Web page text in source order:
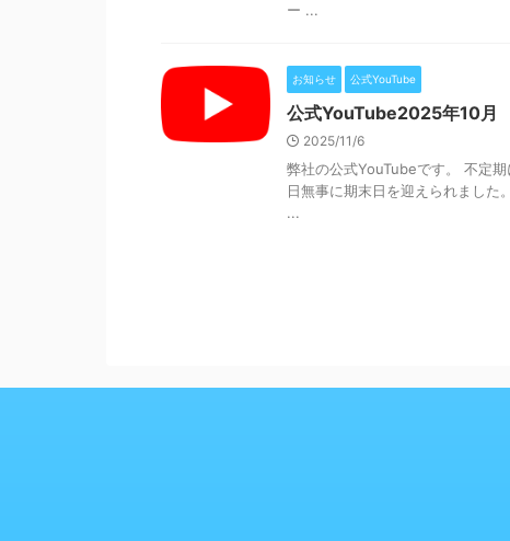
ー ...
お知らせ 公式YouTube
公式YouTube2025年10月
2025/11/6
弊社の公式YouTubeです。 不定
日無事に期末日を迎えられました
...